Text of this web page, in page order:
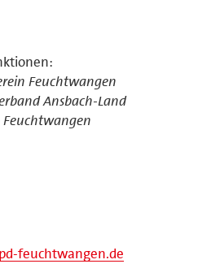
Feuchtwangen
Ansbach-Land
feuchtwangen.de